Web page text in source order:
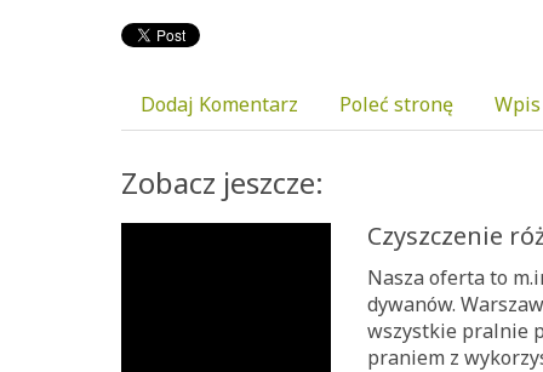
Dodaj Komentarz Poleć stronę
Zobacz jeszcze:
Czyszczenie
Nasza oferta to
dywanów.
wszystkie pralnie
praniem z